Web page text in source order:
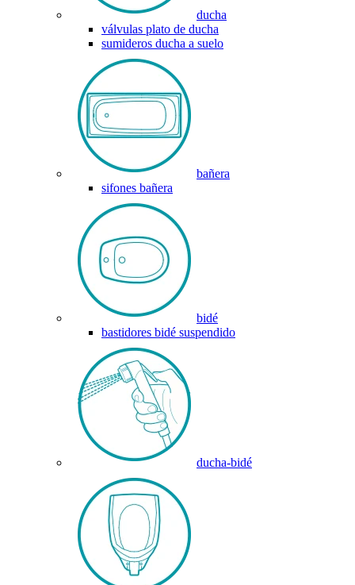
ducha
válvulas plato de ducha
sumideros ducha a suelo
bañera
sifones bañera
bidé
bastidores bidé suspendido
ducha-bidé